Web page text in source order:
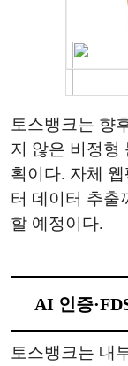
토스뱅크는 향
지 않은 비정형
획이다. 자체
터 데이터 추출
할 예정이다.
AI 인증
토스뱅크는 내